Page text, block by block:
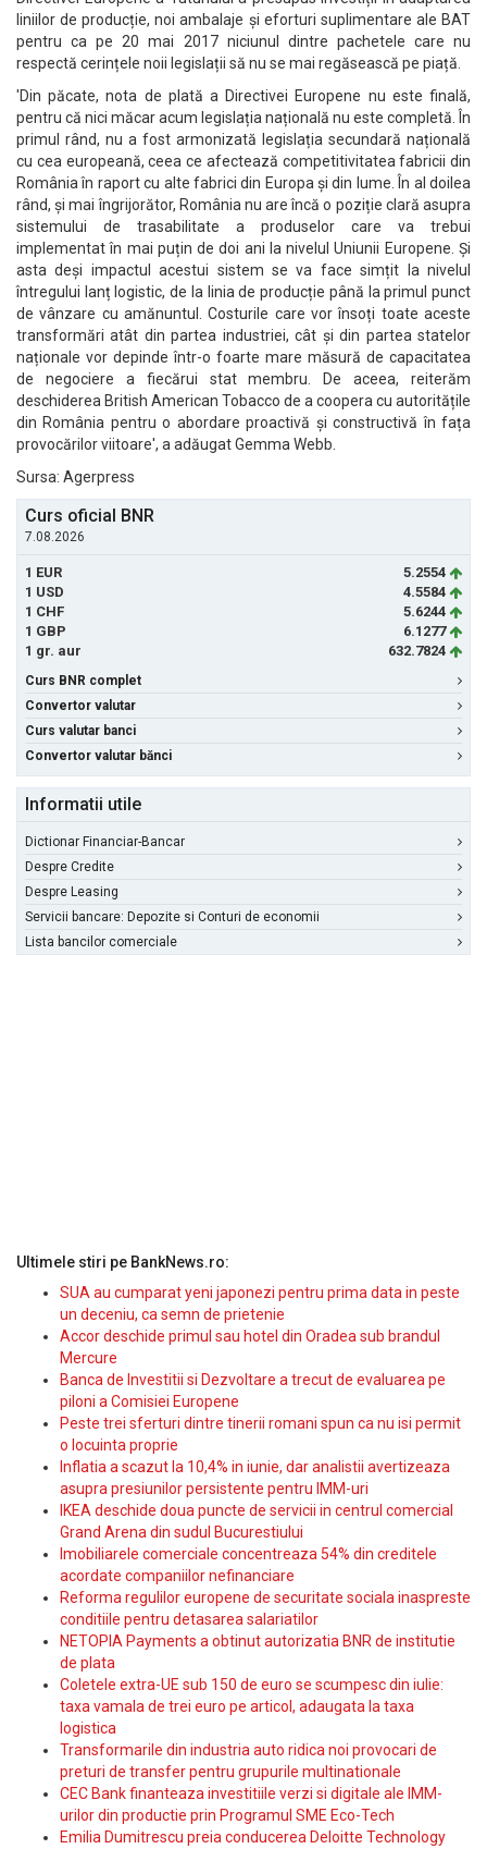
liniilor de producție, noi ambalaje și eforturi suplimentare ale BAT
pentru ca pe 20 mai 2017 niciunul dintre pachetele care nu
respectă cerințele noii legislații să nu se mai regăsească pe piață.
'Din păcate, nota de plată a Directivei Europene nu este finală,
pentru că nici măcar acum legislația națională nu este completă. În
primul rând, nu a fost armonizată legislația secundară națională
cu cea europeană, ceea ce afectează competitivitatea fabricii din
România în raport cu alte fabrici din Europa și din lume. În al doilea
rând, și mai îngrijorător, România nu are încă o poziție clară asupra
sistemului de trasabilitate a produselor care va trebui
implementat în mai puțin de doi ani la nivelul Uniunii Europene. Și
asta deși impactul acestui sistem se va face simțit la nivelul
întregului lanț logistic, de la linia de producție până la primul punct
de vânzare cu amănuntul. Costurile care vor însoți toate aceste
transformări atât din partea industriei, cât și din partea statelor
naționale vor depinde într-o foarte mare măsură de capacitatea
de negociere a fiecărui stat membru. De aceea, reiterăm
deschiderea British American Tobacco de a coopera cu autoritățile
din România pentru o abordare proactivă și constructivă în fața
provocărilor viitoare', a adăugat Gemma Webb.
Sursa: Agerpress
Curs oficial BNR
7.08.2026
1 EUR
5.2554
1 USD
4.5584
1 CHF
5.6244
1 GBP
6.1277
1 gr. aur
632.7824
Curs BNR complet
Convertor valutar
Curs valutar banci
Convertor valutar bănci
Informatii utile
Dictionar Financiar-Bancar
Despre Credite
Despre Leasing
Servicii bancare: Depozite si Conturi de economii
Lista bancilor comerciale
Ultimele stiri pe BankNews.ro:
SUA au cumparat yeni japonezi pentru prima data in peste
un deceniu, ca semn de prietenie
Accor deschide primul sau hotel din Oradea sub brandul
Mercure
Banca de Investitii si Dezvoltare a trecut de evaluarea pe
piloni a Comisiei Europene
Peste trei sferturi dintre tinerii romani spun ca nu isi permit
o locuinta proprie
Inflatia a scazut la 10,4% in iunie, dar analistii avertizeaza
asupra presiunilor persistente pentru IMM-uri
IKEA deschide doua puncte de servicii in centrul comercial
Grand Arena din sudul Bucurestiului
Imobiliarele comerciale concentreaza 54% din creditele
acordate companiilor nefinanciare
Reforma regulilor europene de securitate sociala inaspreste
conditiile pentru detasarea salariatilor
NETOPIA Payments a obtinut autorizatia BNR de institutie
de plata
Coletele extra-UE sub 150 de euro se scumpesc din iulie:
taxa vamala de trei euro pe articol, adaugata la taxa
logistica
Transformarile din industria auto ridica noi provocari de
preturi de transfer pentru grupurile multinationale
CEC Bank finanteaza investitiile verzi si digitale ale IMM-
urilor din productie prin Programul SME Eco-Tech
Emilia Dumitrescu preia conducerea Deloitte Technology